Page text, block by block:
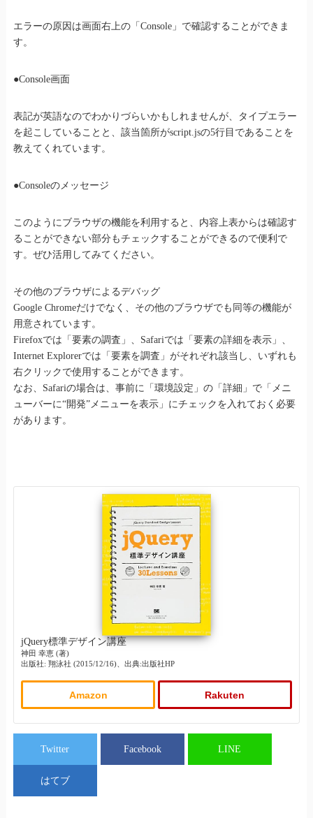
エラーの原因は画面右上の「Console」で確認することができま
す。
●Console画面
表記が英語なのでわかりづらいかもしれませんが、タイプエラー
を起こしていることと、該当箇所がscript.jsの5行目であることを
教えてくれています。
●Consoleのメッセージ
このようにブラウザの機能を利用すると、内容上表からは確認す
ることができない部分もチェックすることができるので便利で
す。ぜひ活用してみてください。
その他のブラウザによるデバッグ
Google Chromeだけでなく、その他のブラウザでも同等の機能が
用意されています。
Firefoxでは「要素の調査」、Safariでは「要素の詳細を表示」、
Internet Explorerでは「要素を調査」がそれぞれ該当し、いずれも
右クリックで使用することができます。
なお、Safariの場合は、事前に「環境設定」の「詳細」で「メニ
ューバーに“開発”メニューを表示」にチェックを入れておく必要
があります。
jQuery標準デザイン講座
神田 幸恵 (著)
出版社: 翔泳社 (2015/12/16)、出典:出版社HP
Amazon Rakuten
Twitter Facebook LINE
はてブ